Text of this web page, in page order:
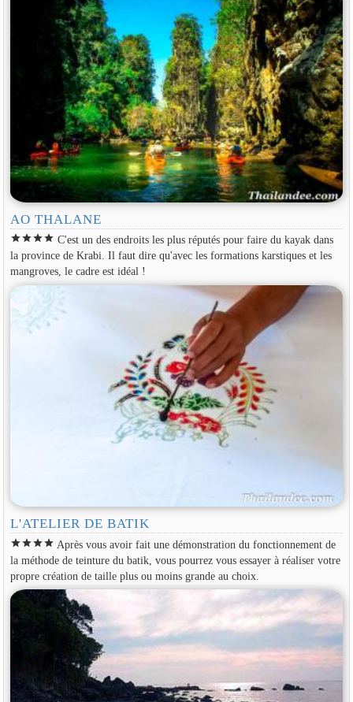
AO THALANE
starstarstarstar C'est un des endroits les plus réputés pour faire du kayak dans
la province de Krabi. Il faut dire qu'avec les formations karstiques et les
mangroves, le cadre est idéal !
L'ATELIER DE BATIK
starstarstarstar Après vous avoir fait une démonstration du fonctionnement de
la méthode de teinture du batik, vous pourrez vous essayer à réaliser votre
propre création de taille plus ou moins grande au choix.